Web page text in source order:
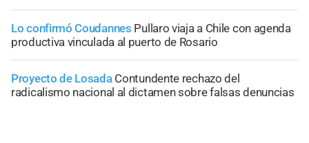
Lo confirmó Coudannes Pullaro viaja a Chile con agenda
productiva vinculada al puerto de Rosario
Proyecto de Losada Contundente rechazo del
radicalismo nacional al dictamen sobre falsas denuncias